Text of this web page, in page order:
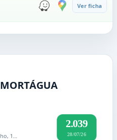
Ver ficha
MORTÁGUA
Rua António Feliciano Castilho, 1016
2.039
28/07/26